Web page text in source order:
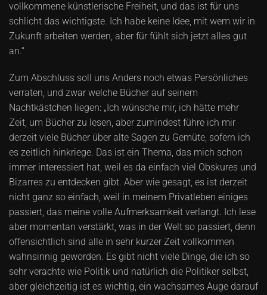
vollkommene künstlerische Freiheit, und das ist für uns
schlicht das wichtigste. Ich habe keine Idee, mit wem wir in
Zukunft arbeiten werden, aber für fühlt sich jetzt alles gut
an.“
Zum Abschluss soll uns Anders noch etwas Persönliches
verraten, und zwar welche Bücher auf seinem
Nachtkästchen liegen: „Ich wünsche mir, ich hätte mehr
Zeit, um Bücher zu lesen, aber zumindest führe ich mir
derzeit viele Bücher über alte Sagen zu Gemüte, sofern ich
es zeitlich hinkriege. Das ist ein Thema, das mich schon
immer interessiert hat, weil es da einfach viel Obskures und
Bizarres zu entdecken gibt. Aber wie gesagt, es ist derzeit
nicht ganz so einfach, weil in meinem Privatleben einiges
passiert, das meine volle Aufmerksamkeit verlangt. Ich lese
aber momentan verstärkt, was in der Welt so passiert, denn
offensichtlich sind alle in sehr kurzer Zeit vollkommen
wahnsinnig geworden. Es gibt nicht viele Dinge, die ich so
sehr verachte wie Politik und natürlich die Politiker selbst,
aber gleichzeitig ist es wichtig, ein wachsames Auge darauf